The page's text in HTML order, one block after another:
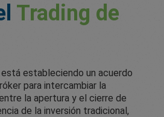
Trading de
está estableciendo un acuerdo
para intercambiar la
la apertura y el cierre de
de la inversión tradicional,